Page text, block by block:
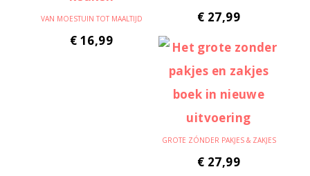
VAN MOESTUIN TOT MAALTIJD
€ 16,99
€ 27,99
GROTE ZÓNDER PAKJES & ZAKJES
€ 27,99